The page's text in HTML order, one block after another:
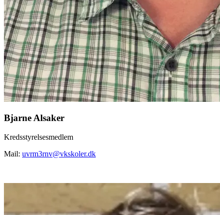
Bjarne Alsaker
Kredsstyrelsesmedlem
Mail: uvrm3rnv@vkskoler.dk